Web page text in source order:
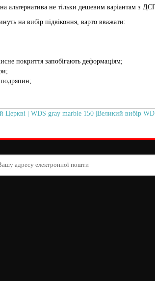
альтернатива не тільки дешевим варіантам з
на вибір підвіконня, варто вважати:
покриття запобігають деформаціям;
подряпин;
Церкві | WDS gray marble 150 |Великий вибір